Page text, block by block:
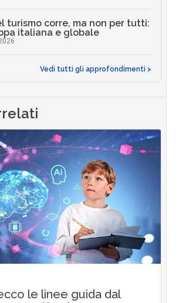
turismo corre, ma non per tutti:
italiana e globale
Vedi tutti gli approfondimenti >
le linee guida dal